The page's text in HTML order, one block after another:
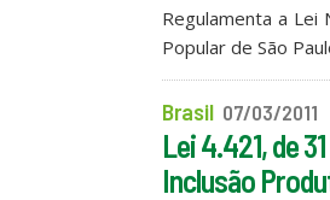
Regulamenta a
Popular de São
Brasil 07/03/2011
Lei 4.421, de
Inclusão